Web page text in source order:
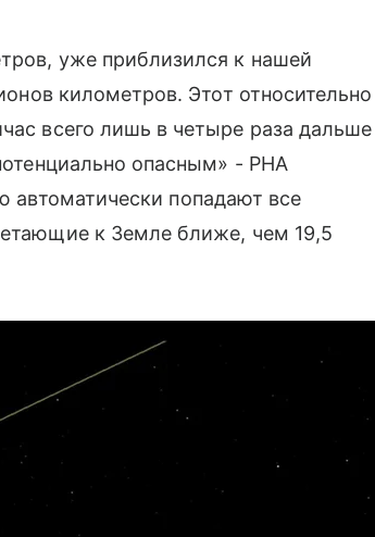
уже приблизился к нашей
километров. Этот относительно
всего лишь в четыре раза дальше
опасным» - PHA
автоматически попадают все
к Земле ближе, чем 19,5